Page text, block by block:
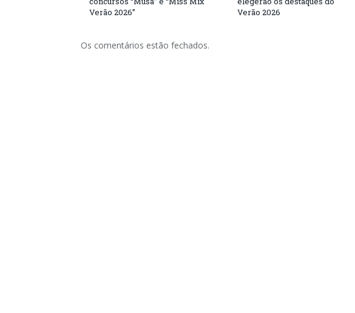
Verão 2026”
Verão 2026
Os comentários estão fechados.